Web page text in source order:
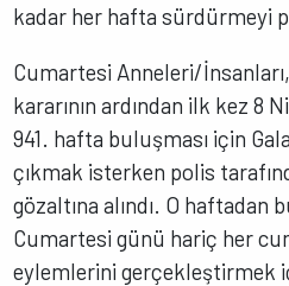
kadar her hafta sürdürmeyi
Cumartesi Anneleri/
kararının ardından ilk kez 8
941. hafta buluşması için
çıkmak isterken polis
gözaltına alındı. O haftadan
Cumartesi günü hariç her
eylemlerini gerçekleştirmek